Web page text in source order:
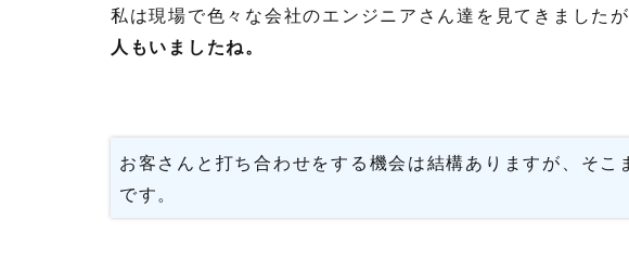
私は現場で色々な会社のエンジニアさん達を見てきましたが
人もいましたね。
お客さんと打ち合わせをする機会は結構ありますが、そこ
です。